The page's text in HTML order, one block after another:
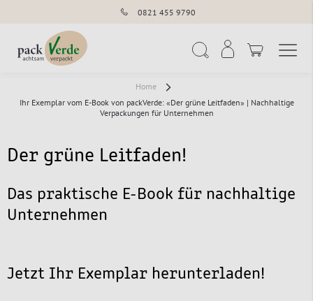
0821 455 9790
Home
Ihr Exemplar vom E-Book von packVerde: «Der grüne Leitfaden» | Nachhaltige
Verpackungen für Unternehmen
Der grüne Leitfaden!
Das praktische E-Book für nachhaltige
Unternehmen
Jetzt Ihr Exemplar herunterladen!